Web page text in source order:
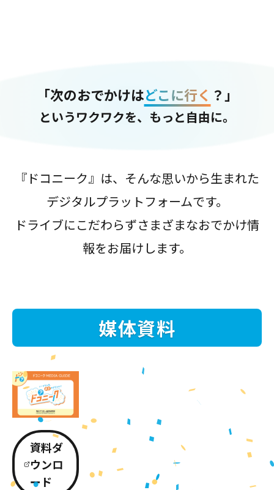
「次のおでかけはどこに行く ？」
というワクワクを、もっと自由に。
『ドコニーク』は、そんな思いから生まれた
デジタルプラットフォームです。
ドライブにこだわらずさまざまなおでかけ情
報をお届けします。
媒体資料
資料ダ
ウンロ
ード